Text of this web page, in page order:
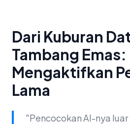
Dari Kuburan
Tambang Emas:
Mengaktifkan
Lama
"Pencocokan AI-nya luar